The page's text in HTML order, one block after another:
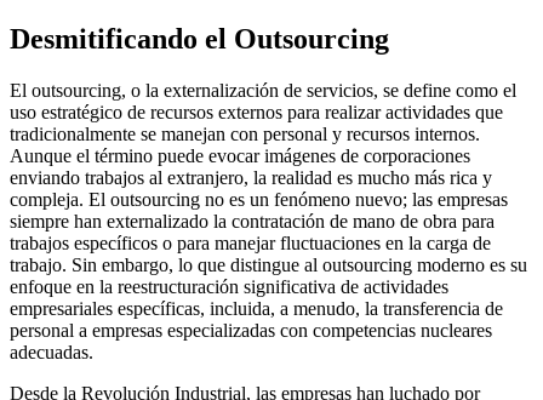
Desmitificando el Outsourcing
El outsourcing, o la externalización de servicios, se define como el
uso estratégico de recursos externos para realizar actividades que
tradicionalmente se manejan con personal y recursos internos.
Aunque el término puede evocar imágenes de corporaciones
enviando trabajos al extranjero, la realidad es mucho más rica y
compleja. El outsourcing no es un fenómeno nuevo; las empresas
siempre han externalizado la contratación de mano de obra para
trabajos específicos o para manejar fluctuaciones en la carga de
trabajo. Sin embargo, lo que distingue al outsourcing moderno es su
enfoque en la reestructuración significativa de actividades
empresariales específicas, incluida, a menudo, la transferencia de
personal a empresas especializadas con competencias nucleares
adecuadas.
Desde la Revolución Industrial, las empresas han luchado por